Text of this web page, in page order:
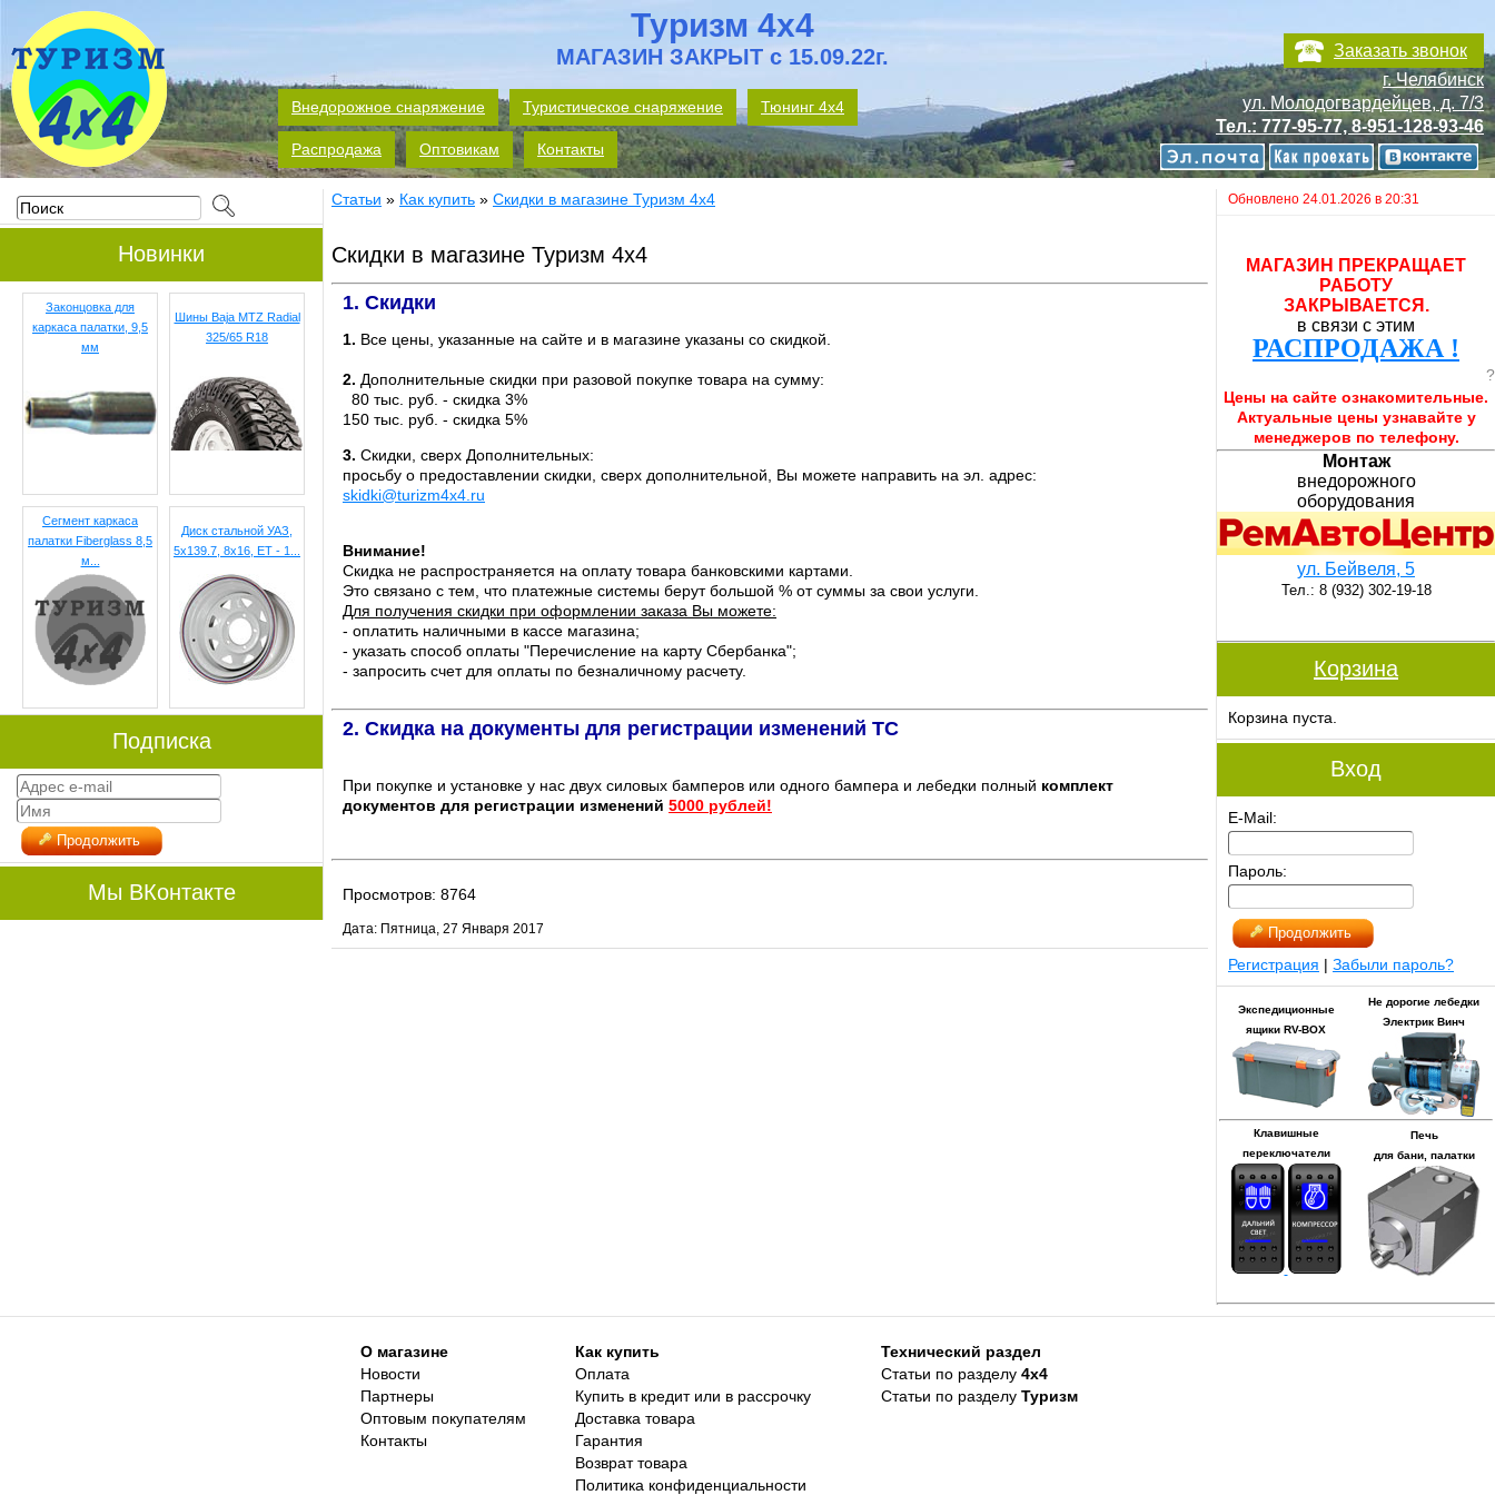
Туризм 4x4
МАГАЗИН ЗАКРЫТ с 15.09.22г.
Заказать звонок
г. Челябинск
ул. Молодогвардейцев, д. 7/3
Тел.: 777-95-77, 8-951-128-93-46
Внедорожное снаряжение Туристическое снаряжение Тюнинг 4х4
Распродажа Оптовикам Контакты
Новинки
Законцовка для
каркаса палатки, 9,5
мм
Шины Baja MTZ Radial
325/65 R18
Сегмент каркаса
палатки Fiberglass 8,5
м...
Диск стальной УАЗ,
5x139.7, 8х16, ET - 1...
Подписка
Продолжить
Мы ВКонтакте
Обновлено 24.01.2026 в 20:31
МАГАЗИН ПРЕКРАЩАЕТ
РАБОТУ
ЗАКРЫВАЕТСЯ.
в связи с этим
РАСПРОДАЖА !
?
Цены на сайте ознакомительные.
Актуальные цены узнавайте у
менеджеров по телефону.
Монтаж
внедорожного
оборудования
ул. Бейвеля, 5
Тел.: 8 (932) 302-19-18
Корзина
Корзина пуста.
Вход
E-Mail:
Пароль:
Продолжить
Регистрация | Забыли пароль?
Экспедиционные
ящики RV-BOX
Не дорогие лебедки
Электрик Винч
Клавишные
переключатели
Печь
для бани, палатки
Статьи » Как купить » Скидки в магазине Туризм 4х4
Скидки в магазине Туризм 4х4
1. Скидки
1. Все цены, указанные на сайте и в магазине указаны со скидкой.
2. Дополнительные скидки при разовой покупке товара на сумму:
80 тыс. руб. - скидка 3%
150 тыс. руб. - скидка 5%
3. Скидки, сверх Дополнительных:
просьбу о предоставлении скидки, сверх дополнительной, Вы можете направить на эл. адрес:
skidki@turizm4x4.ru
Внимание!
Скидка не распространяется на оплату товара банковскими картами.
Это связано с тем, что платежные системы берут большой % от суммы за свои услуги.
Для получения скидки при оформлении заказа Вы можете:
- оплатить наличными в кассе магазина;
- указать способ оплаты "Перечисление на карту Сбербанка";
- запросить счет для оплаты по безналичному расчету.
2. Скидка на документы для регистрации изменений ТС
При покупке и установке у нас двух силовых бамперов или одного бампера и лебедки полный комплект
документов для регистрации изменений 5000 рублей!
Просмотров: 8764
Дата: Пятница, 27 Января 2017
О магазине Как купить
Технический раздел
Новости
Оплата Статьи по разделу 4х4
Партнеры
Купить в кредит или в рассрочку Статьи по разделу Туризм
Оптовым покупателям
Доставка товара
Контакты
Гарантия
Возврат товара
Политика конфиденциальности